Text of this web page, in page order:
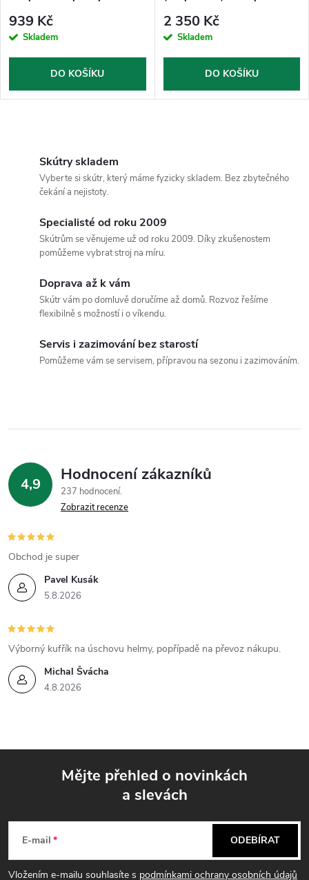
939 Kč
Skladem
DO KOŠÍKU
12V
2 350 Kč
Skladem
DO KOŠÍKU
y
v
ý
p
i
s
u
Skútry skladem
Vyberte si skútr, který máme fyzicky skladem. Bez zbytečného
čekání a nejistoty.
Specialisté od roku 2009
Skútrům se věnujeme už od roku 2009. Díky zkušenostem
pomůžeme vybrat stroj na míru.
Doprava až k vám
Skútr vám po domluvě doručíme až domů. Rozvoz řešíme
flexibilně s možností i o víkendu.
Servis i zazimování bez starostí
Pomůžeme vám se servisem, přípravou na sezonu i zazimováním.
4,9 Hodnocení zákazníků
237 hodnocení
Zobrazit recenze
Pavel Kusák
5.8.2026
Obchod je super
Michal Švácha
4.8.2026
Výborný kufřík na úschovu helmy, popřípadě na převoz nákupu.
Mějte přehled o novinkách
a slevách
E-mail
Vložením e-mailu souhlasíte s podmínkami ochrany osobních údajů
ODEBÍRAT